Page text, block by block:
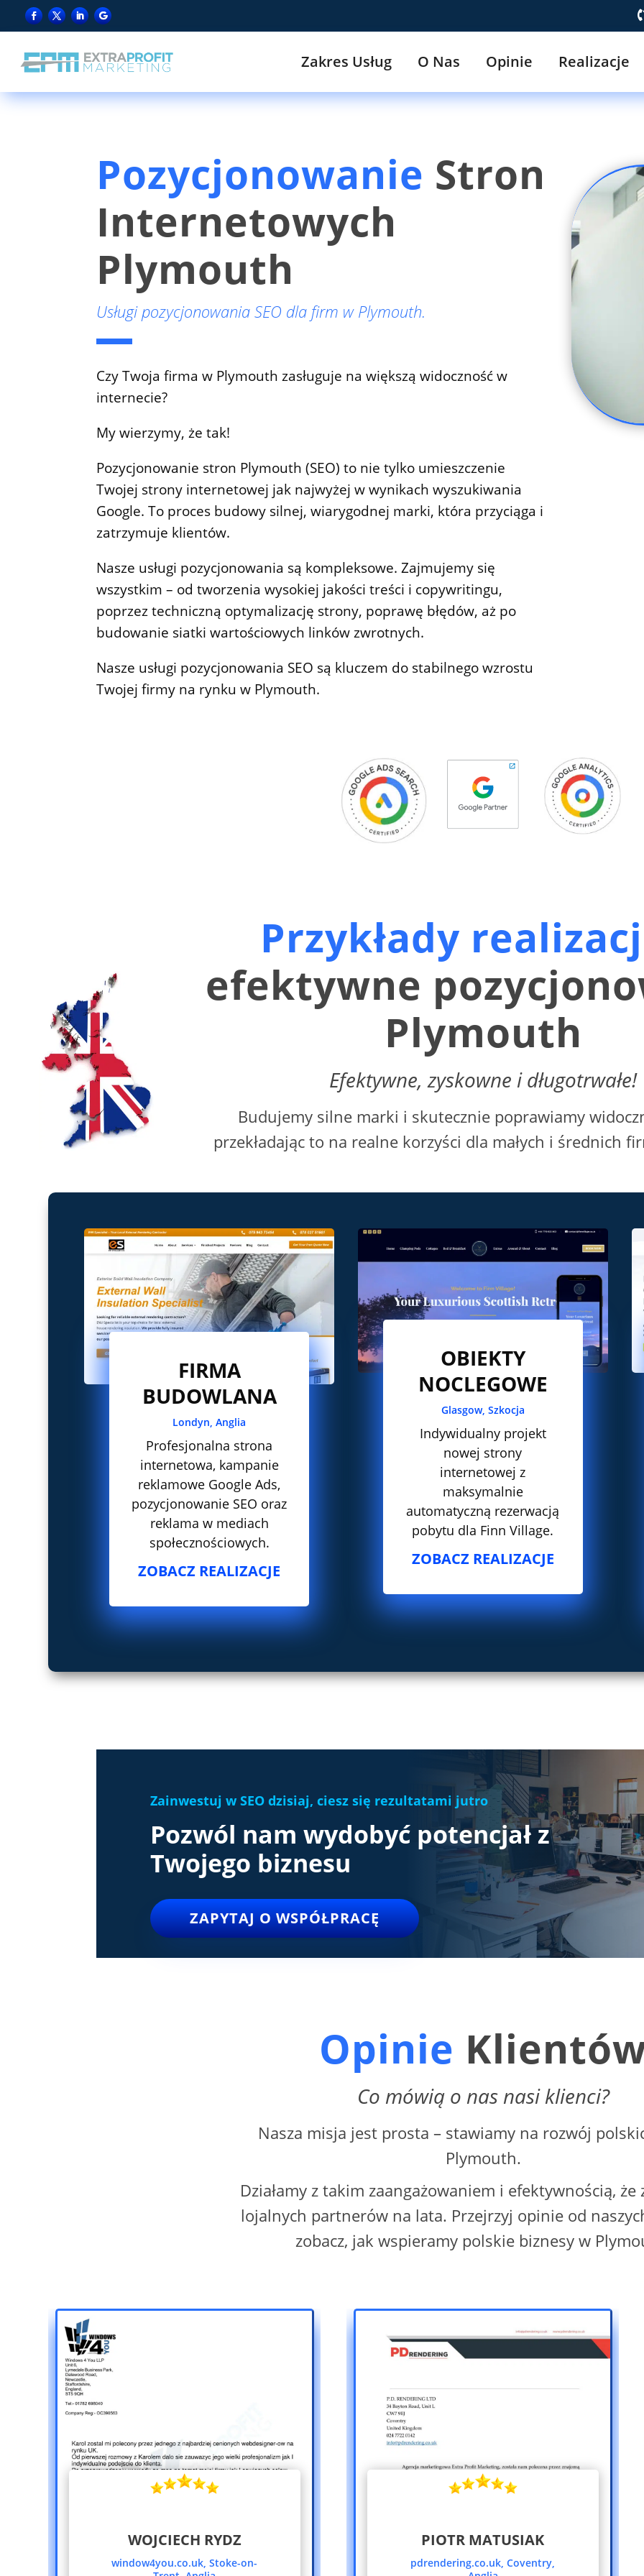
Zakres Usług O Nas Opinie Realizacje
Pozycjonowanie Stron
Internetowych
Plymouth
Usługi pozycjonowania SEO dla firm w Plymouth.
Czy Twoja firma w Plymouth zasługuje na większą widoczność w
internecie?
My wierzymy, że tak!
Pozycjonowanie stron Plymouth (SEO) to nie tylko umieszczenie
Twojej strony internetowej jak najwyżej w wynikach wyszukiwania
Google. To proces budowy silnej, wiarygodnej marki, która przyciąga i
zatrzymuje klientów.
Nasze usługi pozycjonowania są kompleksowe. Zajmujemy się
wszystkim – od tworzenia wysokiej jakości treści i copywritingu,
poprzez techniczną optymalizację strony, poprawę błędów, aż po
budowanie siatki wartościowych linków zwrotnych.
Nasze usługi pozycjonowania SEO są kluczem do stabilnego wzrostu
Twojej firmy na rynku w Plymouth.
Przykłady
efektywne
Plymouth
Efektywne, zyskowne i długotrwałe!
Budujemy silne marki i skutecznie poprawiamy
przekładając to na realne korzyści dla małych i średnich
FIRMA
BUDOWLANA
Londyn, Anglia
Profesjonalna strona
internetowa, kampanie
reklamowe Google Ads,
pozycjonowanie SEO oraz
reklama w mediach
społecznościowych.
ZOBACZ REALIZACJE
OBIEKTY
NOCLEGOWE
Glasgow, Szkocja
Indywidualny projekt
nowej strony
internetowej z
maksymalnie
automatyczną rezerwacją
pobytu dla Finn Village.
ZOBACZ REALIZACJE
Zainwestuj w SEO dzisiaj, ciesz się rezultatami jutro
Pozwól namwydobyć potencjał z
Twojego biznesu
ZAPYTAJ O WSPÓŁPRACĘ
Opinie
Co mówią o nas nasi klienci?
Nasza misja jest prosta – stawiamy na rozwój
Plymouth.
Działamy z takim zaangażowaniem i efektywnością, że
lojalnych partnerów na lata. Przejrzyj opinie od
zobacz, jak wspieramy polskie biznesy w
WOJCIECH RYDZ
window4you.co.uk, Stoke-on-
PIOTR MATUSIAK
pdrendering.co.uk, Coventry,